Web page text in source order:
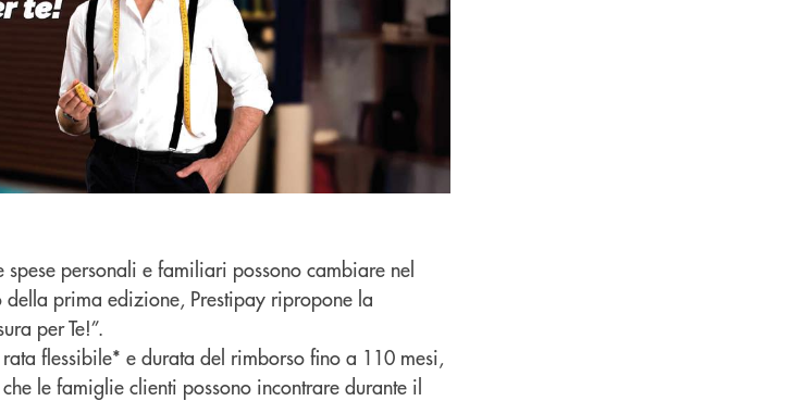
personali e familiari possono cambiare nel
della prima edizione, Prestipay ripropone la
per Te!”.
flessibile* e durata del rimborso fino a 110 mesi,
le famiglie clienti possono incontrare durante il